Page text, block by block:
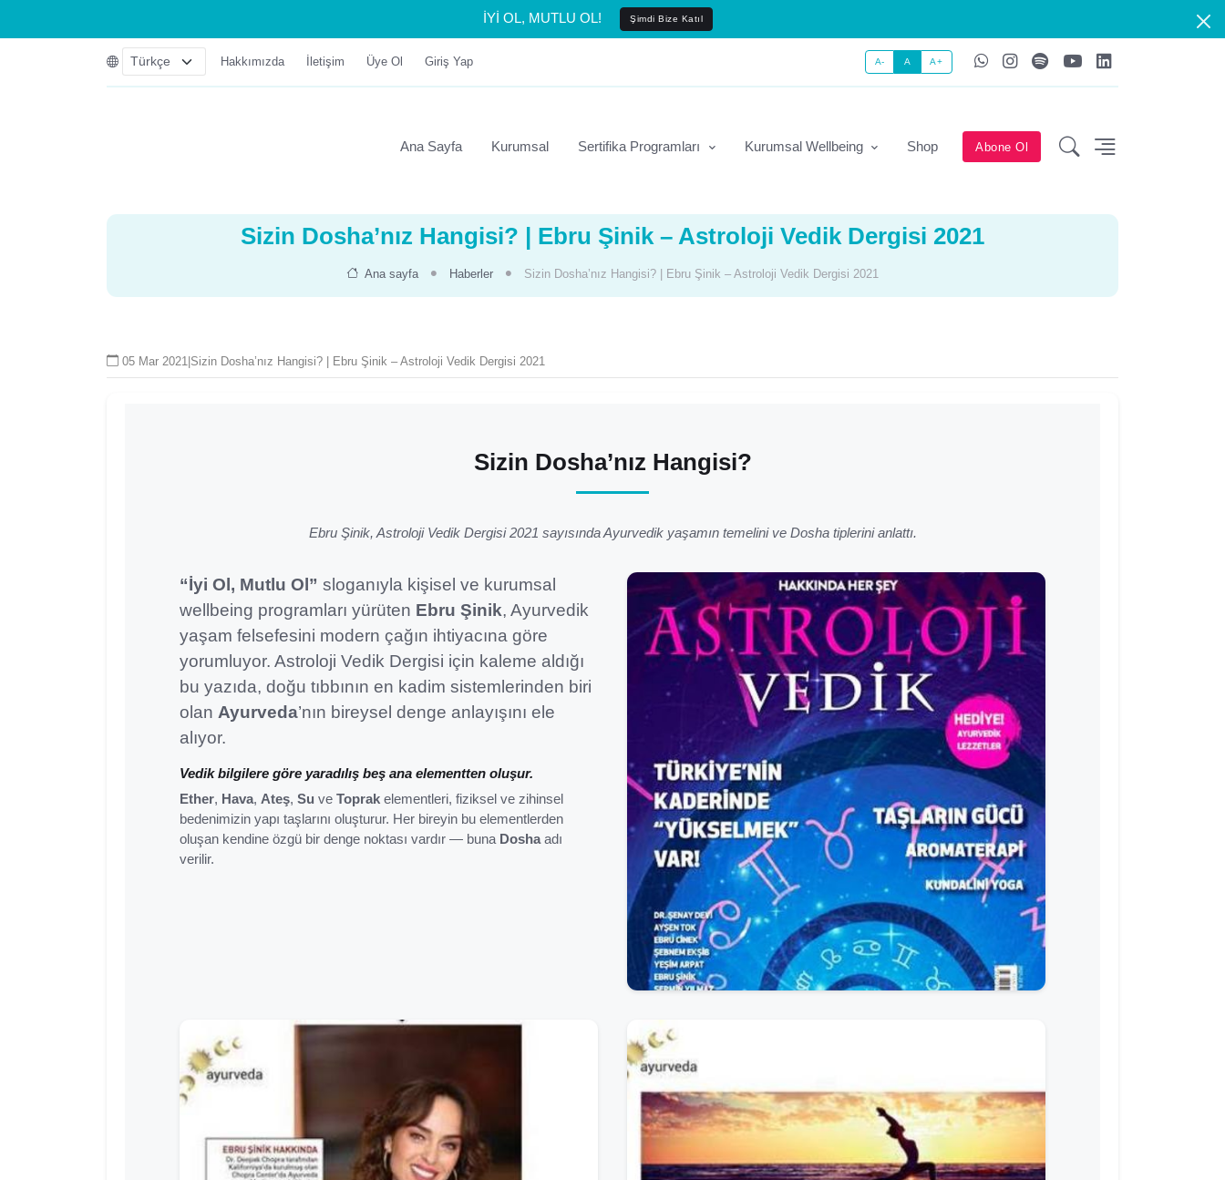
İYİ OL, MUTLU OL! Şimdi Bize Katıl
Hakkımızda İletişim Üye Ol Giriş Yap A- A A+
Ana Sayfa Kurumsal Sertifika Programları Kurumsal Wellbeing Shop Abone Ol
Sizin Dosha’nız Hangisi? | Ebru Şinik – Astroloji Vedik Dergisi 2021
Ana sayfa Haberler Sizin Dosha’nız Hangisi? | Ebru Şinik – Astroloji Vedik Dergisi 2021
05 Mar 2021 |Sizin Dosha’nız Hangisi? | Ebru Şinik – Astroloji Vedik Dergisi 2021
Sizin Dosha’nız Hangisi?
Ebru Şinik, Astroloji Vedik Dergisi 2021 sayısında Ayurvedik yaşamın temelini ve Dosha tiplerini anlattı.
“İyi Ol, Mutlu Ol” sloganıyla kişisel ve kurumsal
wellbeing programları yürüten Ebru Şinik, Ayurvedik
yaşam felsefesini modern çağın ihtiyacına göre
yorumluyor. Astroloji Vedik Dergisi için kaleme aldığı
bu yazıda, doğu tıbbının en kadim sistemlerinden biri
olan Ayurveda’nın bireysel denge anlayışını ele
alıyor.
Vedik bilgilere göre yaradılış beş ana elementten oluşur.
Ether, Hava, Ateş, Su ve Toprak elementleri, fiziksel ve zihinsel
bedenimizin yapı taşlarını oluşturur. Her bireyin bu elementlerden
oluşan kendine özgü bir denge noktası vardır — buna Dosha adı
verilir.